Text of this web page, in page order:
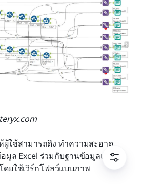
ผู้ใช้สามารถดึง ทำความสะอาด
มูล Excel ร่วมกับฐานข้อมูลและ
ยใช้เวิร์กโฟลว์แบบภาพ